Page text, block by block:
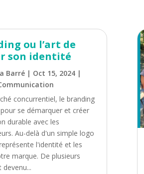
ou l’art de
son identité
Barré | Oct 15, 2024 |
concurrentiel, le branding
se démarquer et créer
durable avec les
Au-delà d'un simple logo
l'identité et les
marque. De plusieurs